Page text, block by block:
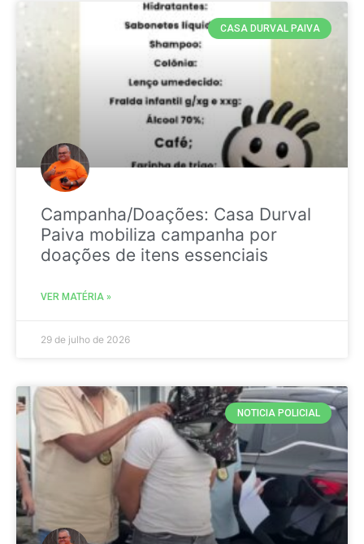
CASA DURVAL PAIVA
Campanha/Doações: Casa Durval
Paiva mobiliza campanha por
doações de itens essenciais
VER MATÉRIA »
29 de julho de 2026
NOTICIA POLICIAL